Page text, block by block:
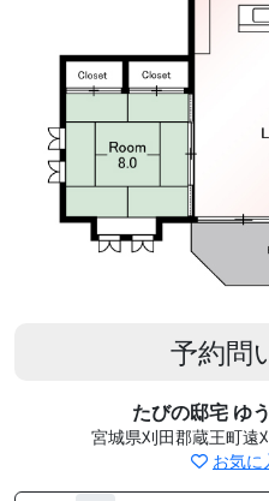
予約問
たびの邸宅 ゆ
宮城県刈田郡蔵王町遠
お気に